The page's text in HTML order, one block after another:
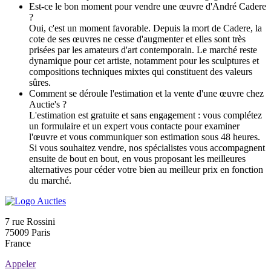
Est-ce le bon moment pour vendre une œuvre d'André Cadere
?
Oui, c'est un moment favorable. Depuis la mort de Cadere, la
cote de ses œuvres ne cesse d'augmenter et elles sont très
prisées par les amateurs d'art contemporain. Le marché reste
dynamique pour cet artiste, notamment pour les sculptures et
compositions techniques mixtes qui constituent des valeurs
sûres.
Comment se déroule l'estimation et la vente d'une œuvre chez
Auctie's ?
L'estimation est gratuite et sans engagement : vous complétez
un formulaire et un expert vous contacte pour examiner
l'œuvre et vous communiquer son estimation sous 48 heures.
Si vous souhaitez vendre, nos spécialistes vous accompagnent
ensuite de bout en bout, en vous proposant les meilleures
alternatives pour céder votre bien au meilleur prix en fonction
du marché.
7 rue Rossini
75009 Paris
France
Appeler